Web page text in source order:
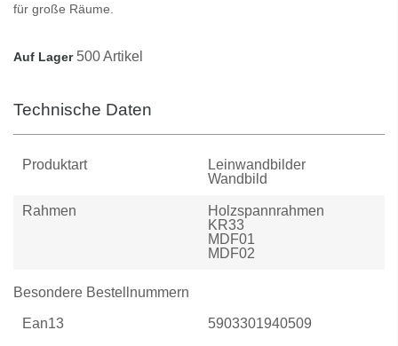
für große Räume.
Auf Lager 500 Artikel
Technische Daten
Produktart
Leinwandbilder
Wandbild
Rahmen
Holzspannrahmen
KR33
MDF01
MDF02
Besondere Bestellnummern
Ean13 5903301940509